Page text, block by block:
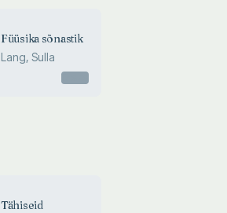
Füüsika sõnastik
Lang, Sulla
Tähiseid